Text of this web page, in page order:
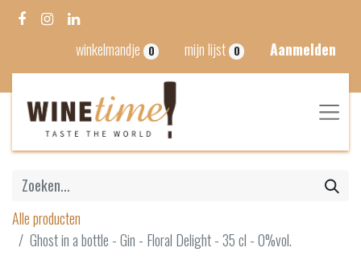
winkelmandje 0 mijn lijst 0 Aanmelden
Alle producten
Ghost in a bottle - Gin - Floral Delight - 35 cl - 0%vol.